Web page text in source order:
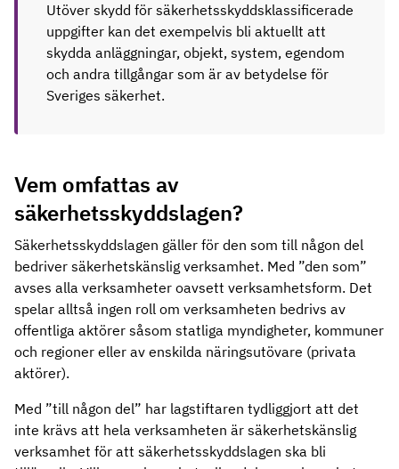
Utöver skydd för säkerhetsskyddsklassificerade
uppgifter kan det exempelvis bli aktuellt att
skydda anläggningar, objekt, system, egendom
och andra tillgångar som är av betydelse för
Sveriges säkerhet.
Vem omfattas av
säkerhetsskyddslagen?
Säkerhetsskyddslagen gäller för den som till någon del
bedriver säkerhetskänslig verksamhet. Med ”den som”
avses alla verksamheter oavsett verksamhetsform. Det
spelar alltså ingen roll om verksamheten bedrivs av
offentliga aktörer såsom statliga myndigheter, kommuner
och regioner eller av enskilda näringsutövare (privata
aktörer).
Med ”till någon del” har lagstiftaren tydliggjort att det
inte krävs att hela verksamheten är säkerhetskänslig
verksamhet för att säkerhetsskyddslagen ska bli